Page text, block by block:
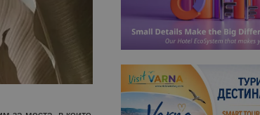
на уебсайта, като потребителско влизане и
без строго необходими бисквитки.
бисквитка се използва, за да запомните съгласието
потребителя за използването на бисквитки на сайта.